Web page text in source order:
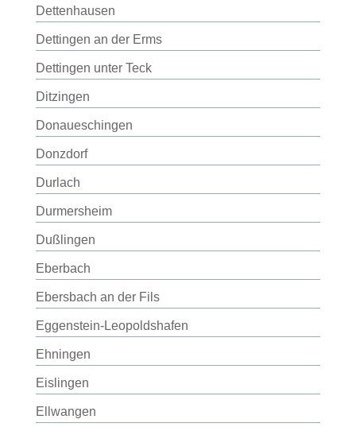
Dettenhausen
Dettingen an der Erms
Dettingen unter Teck
Ditzingen
Donaueschingen
Donzdorf
Durlach
Durmersheim
Dußlingen
Eberbach
Ebersbach an der Fils
Eggenstein-Leopoldshafen
Ehningen
Eislingen
Ellwangen